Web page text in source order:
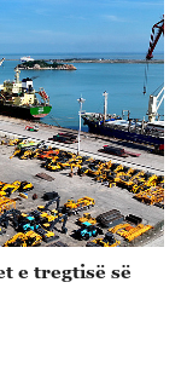
e tregtisë së